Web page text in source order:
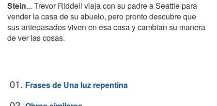
Stein... Trevor Riddell viaja con su padre a Seattle para
vender la casa de su abuelo, pero pronto descubre que
sus antepasados viven en esa casa y cambian su manera
de ver las cosas.
01. Frases de Una luz repentina